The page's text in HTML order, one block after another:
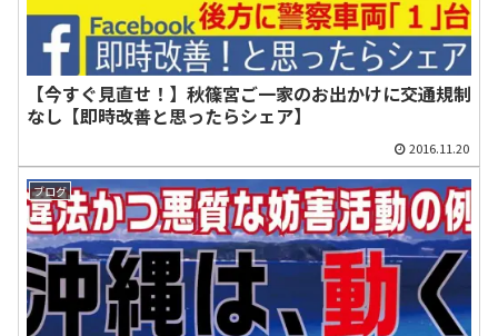
【今すぐ見直せ！】秋篠宮ご一家のお出かけに交通規制
なし【即時改善と思ったらシェア】
2016.11.20
ブログ